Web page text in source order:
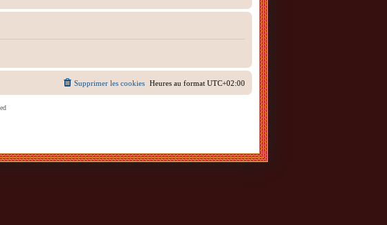
Heures au format UTC+02:00
Supprimer les cookies